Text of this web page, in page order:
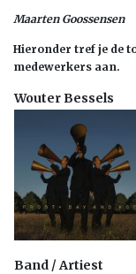
Maarten Goossensen
Hieronder tref je de
medewerkers aan.
Wouter Bessels
Band / Artiest